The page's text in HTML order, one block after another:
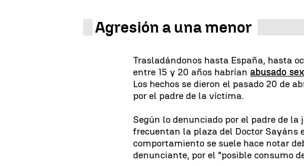
Agresión a una menor
Trasladándonos hasta España, hasta
entre 15 y 20 años habríanabusado
Los hechos se dieron el pasado 20 de
por el padre de la víctima.
Según lo denunciado por el padre de la
frecuentan la plaza del Doctor Sayáns
comportamiento se suele hace notar
denunciante, por el "posible consumo